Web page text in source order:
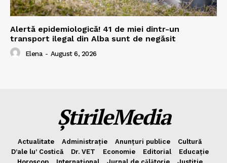
Alertă epidemiologică! 41 de miei dintr-un
transport ilegal din Alba sunt de negăsit
Elena - August 6, 2026
ȘtirileMedia
Actualitate Administrație Anunțuri publice
Cultură
D’ale lu’ Costică
Dr. VET Economie Editorial
Educație